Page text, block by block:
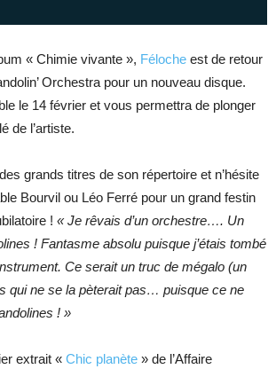
« Chimie vivante », Féloche est de retour
Orchestra pour un nouveau disque.
le 14 février et vous permettra de plonger
de l’artiste.
grands titres de son répertoire et n’hésite
Bourvil ou Léo Ferré pour un grand festin
! « Je rêvais d’un orchestre…. Un
! Fantasme absolu puisque j’étais tombé
Ce serait un truc de mégalo (un
qui ne se la pèterait pas… puisque ce ne
! »
extrait « Chic planète » de l’Affaire